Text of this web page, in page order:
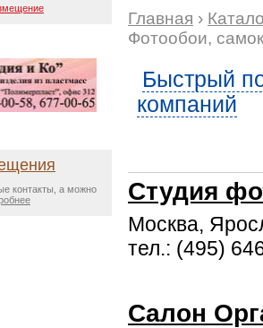
контакты, а можно
Главная ›
Фотообои,
Быстрый
компаний
Студия
Москва,
тел.: (495)
Салон